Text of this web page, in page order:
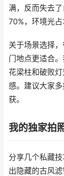
满，反而失去
70%，环境光
关于场景选择
门地点更适合
花梁柱和破败
感。建议大家
获。
我的独家拍
分享几个私藏
出隐藏的古风